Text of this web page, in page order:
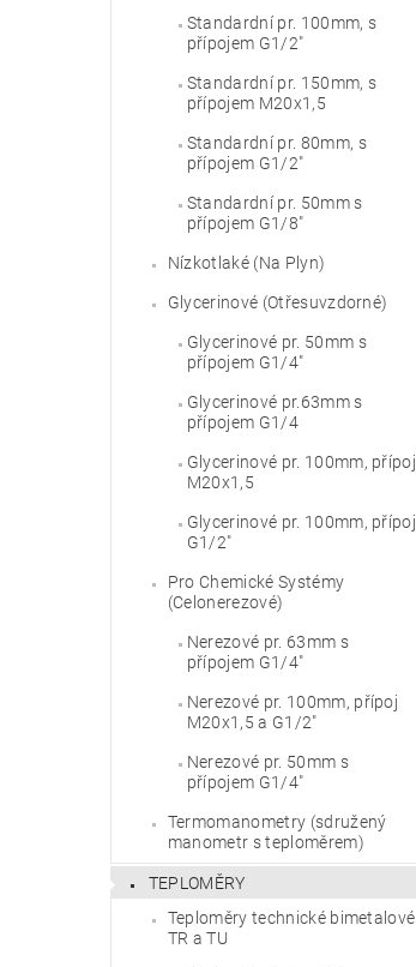
Standardní pr. 100mm, s
přípojem G1/2"
Standardní pr. 150mm, s
přípojem M20x1,5
Standardní pr. 80mm, s
přípojem G1/2"
Standardní pr. 50mm s
přípojem G1/8"
Nízkotlaké (Na Plyn)
Glycerinové (Otřesuvzdorné)
Glycerinové pr. 50mm s
přípojem G1/4"
Glycerinové pr.63mm s
přípojem G1/4
Glycerinové pr. 100mm, přípoj
M20x1,5
Glycerinové pr. 100mm, přípoj
G1/2"
Pro Chemické Systémy
(Celonerezové)
Nerezové pr. 63mm s
přípojem G1/4"
Nerezové pr. 100mm, přípoj
M20x1,5 a G1/2"
Nerezové pr. 50mm s
přípojem G1/4"
Termomanometry (sdružený
manometr s teploměrem)
TEPLOMĚRY
Teploměry technické bimetalové
TR a TU